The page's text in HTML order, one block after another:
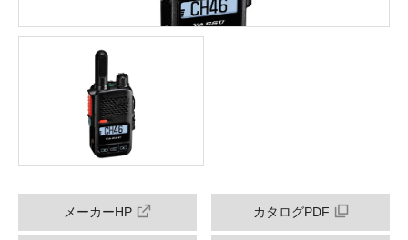
メーカーHP カタログPDF